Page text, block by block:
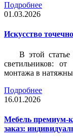
Подробнее
01.03.2026
Искусство
В этой
светильников:
монтажа в
Подробнее
16.01.2026
Мебель премиум-
заказ: